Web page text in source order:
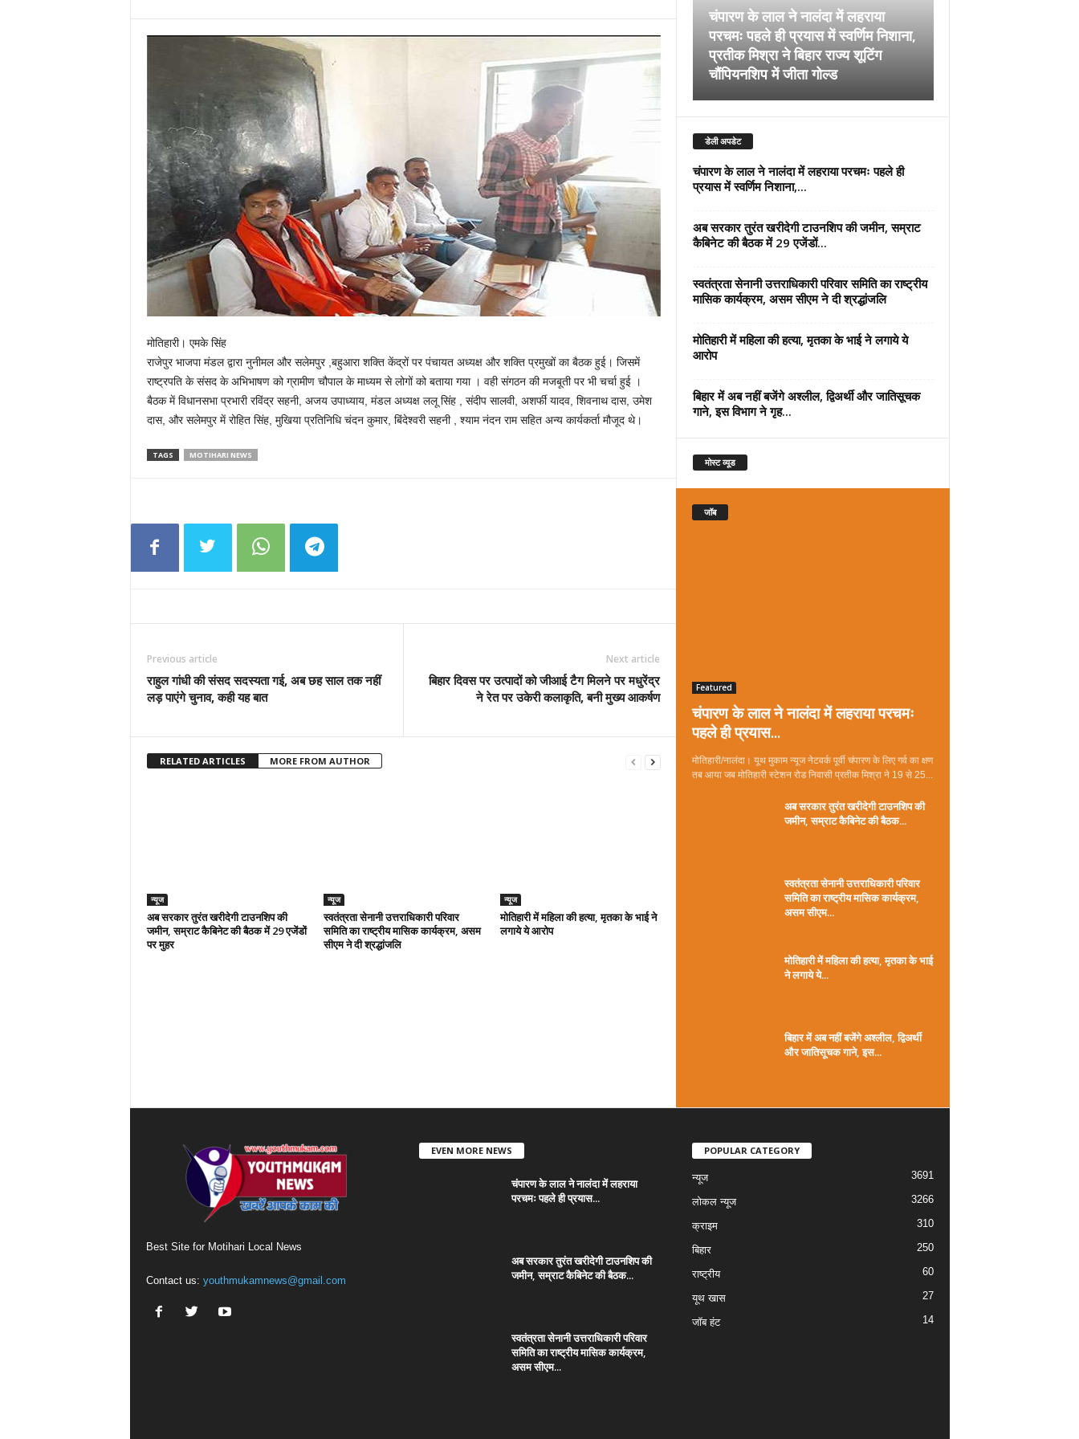
मोतिहारी। एमके सिंह
राजेपुर भाजपा मंडल द्वारा नुनीमल और सलेमपुर ,बहुआरा शक्ति केंद्रों पर पंचायत अध्यक्ष और शक्ति प्रमुखों का बैठक हुई। जिसमें
राष्ट्रपति के संसद के अभिभाषण को ग्रामीण चौपाल के माध्यम से लोगों को बताया गया । वही संगठन की मजबूती पर भी चर्चा हुई ।
बैठक में विधानसभा प्रभारी रविंद्र सहनी, अजय उपाध्याय, मंडल अध्यक्ष ललू सिंह , संदीप सालवी, अशर्फी यादव, शिवनाथ दास, उमेश
दास, और सलेमपुर में रोहित सिंह, मुखिया प्रतिनिधि चंदन कुमार, बिंदेश्वरी सहनी , श्याम नंदन राम सहित अन्य कार्यकर्ता मौजूद थे।
TAGS MOTIHARI NEWS
Previous article
राहुल गांधी की संसद सदस्यता गई, अब छह साल तक नहीं
लड़ पाएंगे चुनाव, कही यह बात
Next article
बिहार दिवस पर उत्पादों को जीआई टैग मिलने पर मधुरेंद्र
ने रेत पर उकेरी कलाकृति, बनी मुख्य आकर्षण
RELATED ARTICLES MORE FROM AUTHOR
न्यूज
अब सरकार तुरंत खरीदेगी टाउनशिप की
जमीन, सम्राट कैबिनेट की बैठक में 29 एजेंडों
पर मुहर
न्यूज
स्वतंत्रता सेनानी उत्तराधिकारी परिवार
समिति का राष्ट्रीय मासिक कार्यक्रम, असम
सीएम ने दी श्रद्धांजलि
न्यूज
मोतिहारी में महिला की हत्या, मृतका के भाई ने
लगाये ये आरोप
चंपारण के लाल ने नालंदा में लहराया
परचमः पहले ही प्रयास में स्वर्णिम निशाना,
प्रतीक मिश्रा ने बिहार राज्य शूटिंग
चौंपियनशिप में जीता गोल्ड
डेली अपडेट
चंपारण के लाल ने नालंदा में लहराया परचमः पहले ही
प्रयास में स्वर्णिम निशाना,...
अब सरकार तुरंत खरीदेगी टाउनशिप की जमीन, सम्राट
कैबिनेट की बैठक में 29 एजेंडों...
स्वतंत्रता सेनानी उत्तराधिकारी परिवार समिति का राष्ट्रीय
मासिक कार्यक्रम, असम सीएम ने दी श्रद्धांजलि
मोतिहारी में महिला की हत्या, मृतका के भाई ने लगाये ये
आरोप
बिहार में अब नहीं बजेंगे अश्लील, द्विअर्थी और जातिसूचक
गाने, इस विभाग ने गृह...
मोस्ट व्यूड
जॉब
Featured
चंपारण के लाल ने नालंदा में लहराया परचमः
पहले ही प्रयास...
मोतिहारी/नालंदा। यूथ मुकाम न्यूज नेटवर्क पूर्वी चंपारण के लिए गर्व का क्षण
तब आया जब मोतिहारी स्टेशन रोड निवासी प्रतीक मिश्रा ने 19 से 25...
अब सरकार तुरंत खरीदेगी टाउनशिप की
जमीन, सम्राट कैबिनेट की बैठक...
स्वतंत्रता सेनानी उत्तराधिकारी परिवार
समिति का राष्ट्रीय मासिक कार्यक्रम,
असम सीएम...
मोतिहारी में महिला की हत्या, मृतका के भाई
ने लगाये ये...
बिहार में अब नहीं बजेंगे अश्लील, द्विअर्थी
और जातिसूचक गाने, इस...
Best Site for Motihari Local News
Contact us: youthmukamnews@gmail.com
EVEN MORE NEWS
चंपारण के लाल ने नालंदा में लहराया
परचमः पहले ही प्रयास...
अब सरकार तुरंत खरीदेगी टाउनशिप की
जमीन, सम्राट कैबिनेट की बैठक...
स्वतंत्रता सेनानी उत्तराधिकारी परिवार
समिति का राष्ट्रीय मासिक कार्यक्रम,
असम सीएम...
POPULAR CATEGORY
न्यूज 3691
लोकल न्यूज 3266
क्राइम 310
बिहार 250
राष्ट्रीय 60
यूथ खास 27
जॉब हंट 14